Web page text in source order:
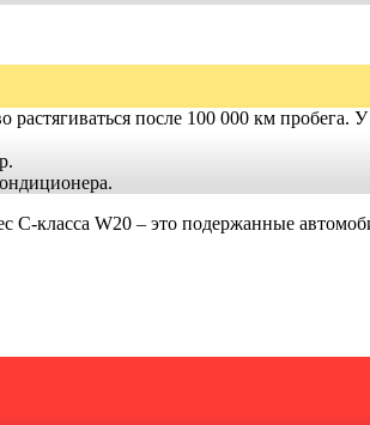
после 100 000 км пробега.
класса W20 – это подержанные